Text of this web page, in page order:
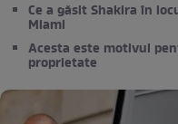
Ce a găsit Shakira în
Miami
Acesta este motivul
proprietate